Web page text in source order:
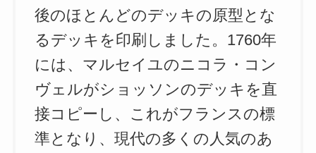
後のほとんどのデッキの原型とな
るデッキを印刷しました。1760年
には、マルセイユのニコラ・コン
ヴェルがショッソンのデッキを直
接コピーし、これがフランスの標
準となり、現代の多くの人気のあ